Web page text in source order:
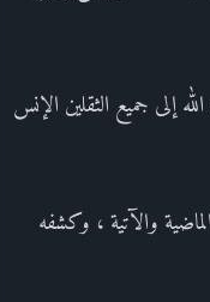
إلى جميع الثقلين الإنس
والآتية ، وكشفه